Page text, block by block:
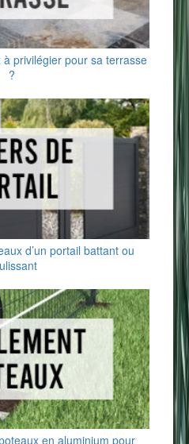
privilégier pour sa terrasse
?
d’un portail battant ou
en aluminium pour